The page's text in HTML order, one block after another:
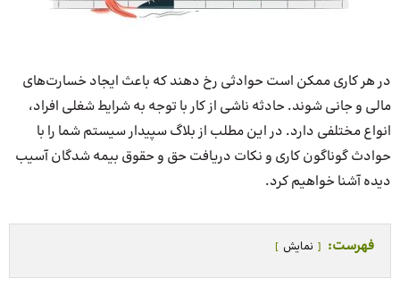
در هر کاری ممکن است حوادثی رخ دهند که باعث ایجاد خسارت‌های
مالی و جانی شوند. حادثه ناشی از کار با توجه به شرایط شغلی افراد،
انواع مختلفی دارد. در این مطلب از بلاگ سپیدار سیستم شما را با
حوادث گوناگون کاری و نکات دریافت حق و حقوق بیمه شدگان آسیب
دیده آشنا خواهیم کرد.
فهرست: نمایش